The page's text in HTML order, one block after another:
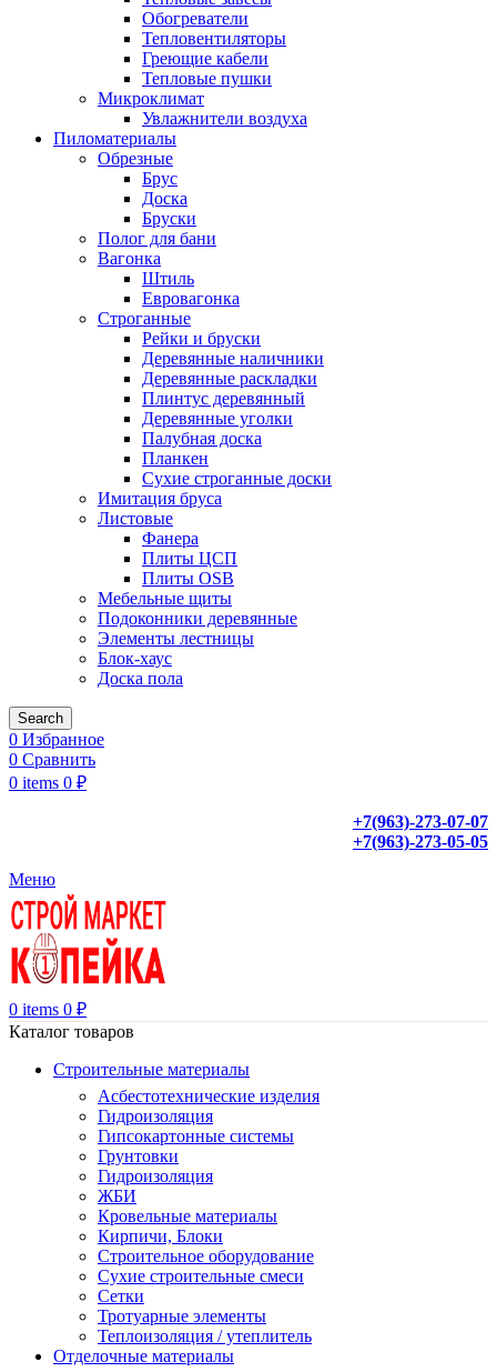
Обогреватели
Тепловентиляторы
Греющие кабели
Тепловые пушки
Микроклимат
Увлажнители воздуха
Пиломатериалы
Обрезные
Брус
Доска
Бруски
Полог для бани
Вагонка
Штиль
Евровагонка
Строганные
Рейки и бруски
Деревянные наличники
Деревянные раскладки
Плинтус деревянный
Деревянные уголки
Палубная доска
Планкен
Сухие строганные доски
Имитация бруса
Листовые
Фанера
Плиты ЦСП
Плиты OSB
Мебельные щиты
Подоконники деревянные
Элементы лестницы
Блок-хаус
Доска пола
Search
0 Избранное
0 Сравнить
0 items 0 ₽
+7(963)-273-07-07
+7(963)-273-05-05
Меню
0 items 0 ₽
Каталог товаров
Строительные материалы
Асбестотехнические изделия
Гидроизоляция
Гипсокартонные системы
Грунтовки
Гидроизоляция
ЖБИ
Кровельные материалы
Кирпичи, Блоки
Строительное оборудование
Сухие строительные смеси
Сетки
Тротуарные элементы
Теплоизоляция / утеплитель
Отделочные материалы